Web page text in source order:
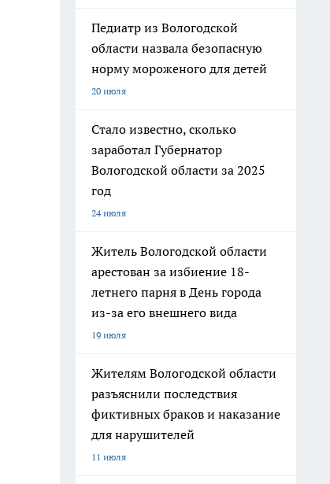
Педиатр из Вологодской
области назвала безопасную
норму мороженого для детей
20 июля
Стало известно, сколько
заработал Губернатор
Вологодской области за 2025
год
24 июля
Житель Вологодской области
арестован за избиение 18-
летнего парня в День города
из-за его внешнего вида
19 июля
Жителям Вологодской области
разъяснили последствия
фиктивных браков и наказание
для нарушителей
11 июля